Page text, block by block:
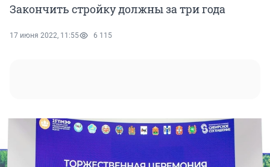
Закончить стройку должны за три года
17 июня 2022, 11:55 6 115